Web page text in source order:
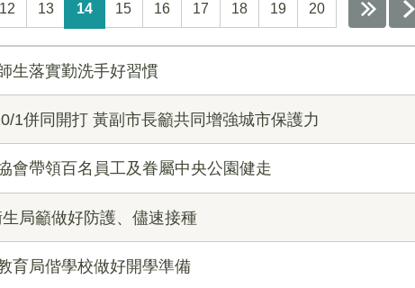
12 13 14 15 16 17 18 19 20
生落實勤洗手好習慣
1併同開打 黃副市長籲共同增強城市保護力
會帶領百名員工及眷屬中央公園健走
局籲做好防護、儘速接種
育局偕學校做好開學準備